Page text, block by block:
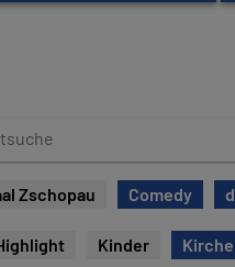
Zschopau Comedy
Kinder Kirche